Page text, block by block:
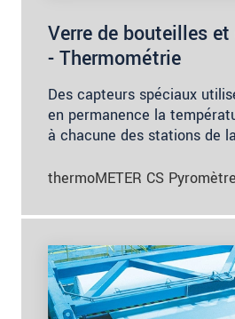
Verre de bouteilles
- Thermométrie
Des capteurs spéciaux
en permanence la
à chacune des stations de
thermoMETER CS